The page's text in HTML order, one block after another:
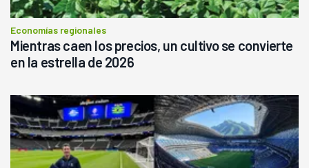
Economías regionales
Mientras caen los precios, un cultivo se convierte
en la estrella de 2026